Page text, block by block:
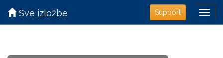
Support
Sve izložbe